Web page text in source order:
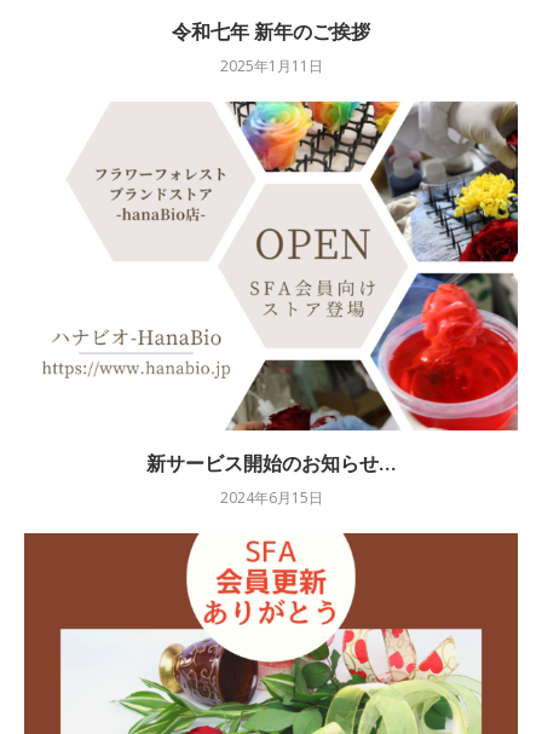
令和七年 新年のご挨拶
2025年1月11日
新サービス開始のお知らせ...
2024年6月15日